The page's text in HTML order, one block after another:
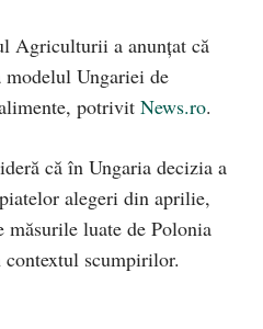
Agriculturii a anunțat că
Ungariei de
potrivit News.ro.
că în Ungaria decizia a
alegeri din aprilie,
măsurile luate de Polonia
scumpirilor.